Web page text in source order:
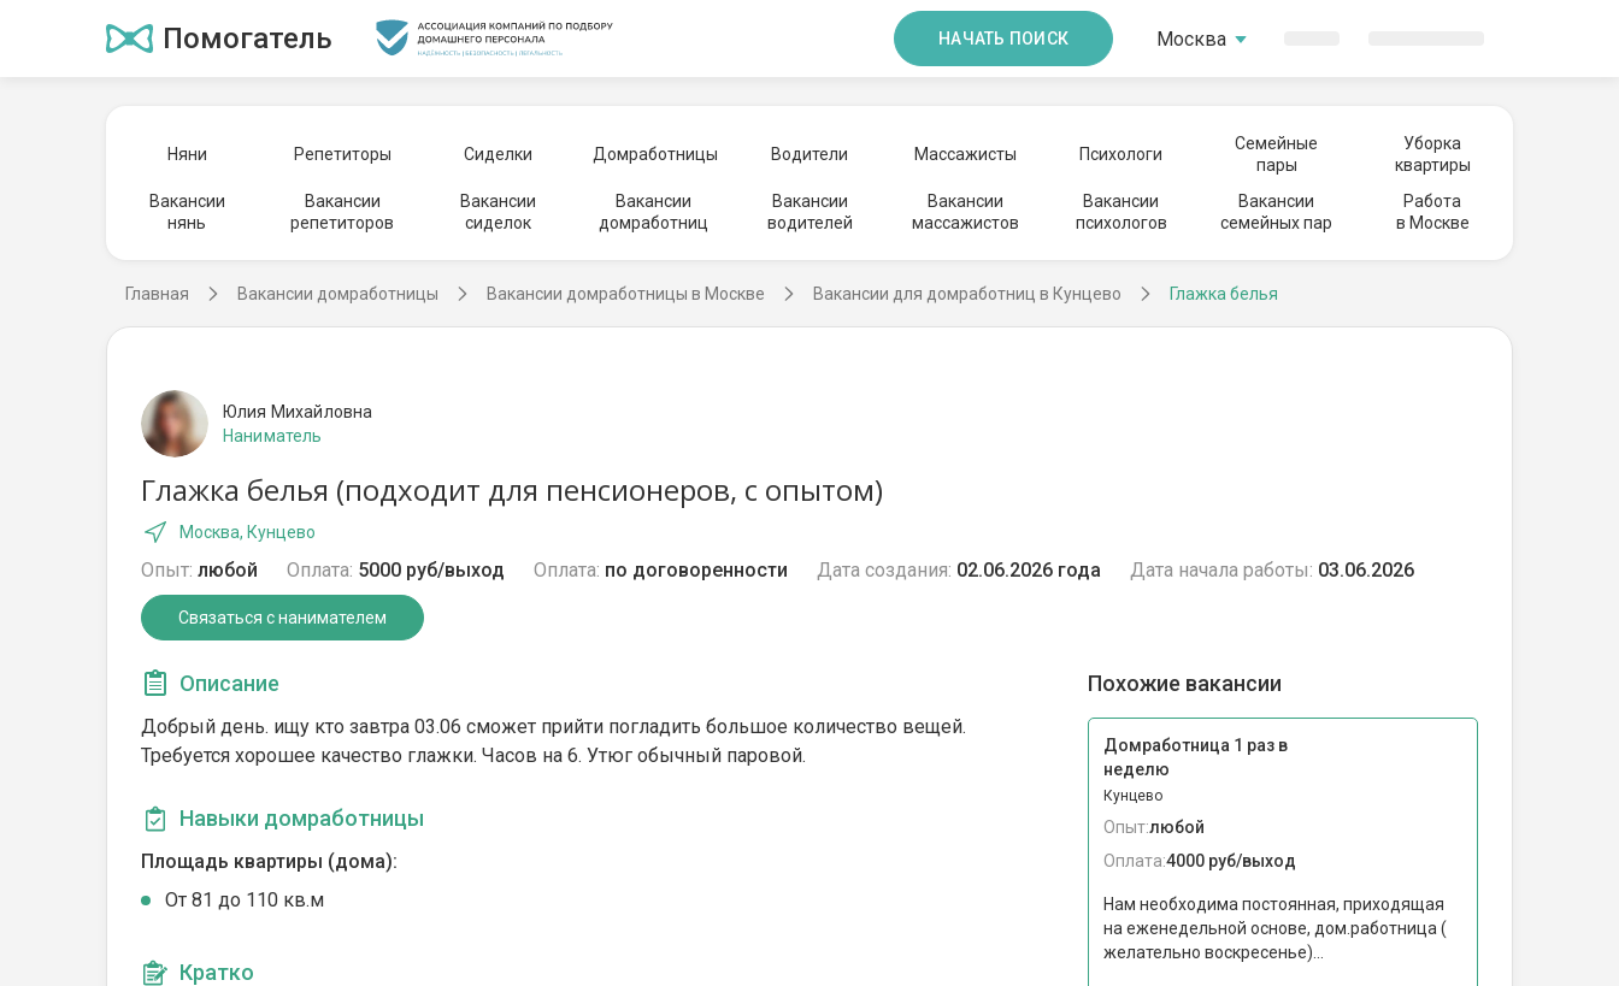
Помогатель НАЧАТЬ ПОИСК Москва
Няни Репетиторы Сиделки Домработницы Водители Массажисты Психологи
Семейные
пары
Уборка
квартиры
Вакансии
нянь
Вакансии
репетиторов
Вакансии
сиделок
Вакансии
домработниц
Вакансии
водителей
Вакансии
массажистов
Вакансии
психологов
Вакансии
семейных пар
Работа
в Москве
Главная Вакансии домработницы Вакансии домработницы в Москве Вакансии для домработниц в Кунцево Глажка белья
Юлия Михайловна
Наниматель
Глажка белья (подходит для пенсионеров, с опытом)
Москва, Кунцево
Опыт: любой Оплата: 5000 руб/выход Оплата: по договоренности Дата создания: 02.06.2026 года Дата начала работы: 03.06.2026
Связаться с нанимателем
Описание
Добрый день. ищу кто завтра 03.06 сможет прийти погладить большое количество вещей.
Требуется хорошее качество глажки. Часов на 6. Утюг обычный паровой.
Навыки домработницы
Площадь квартиры (дома):
От 81 до 110 кв.м
Кратко
Похожие вакансии
Домработница 1 раз в
неделю
Кунцево
Опыт:любой
Оплата:4000 руб/выход
Нам необходима постоянная, приходящая
на еженедельной основе, дом.работница (
желательно воскресенье)...